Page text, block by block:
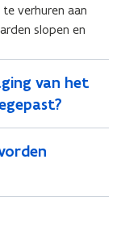
verhuren aan
slopen en
van het